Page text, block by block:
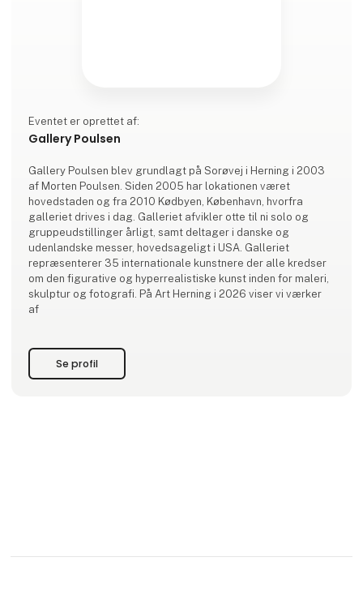
Eventet er oprettet af:
Gallery Poulsen
Gallery Poulsen blev grundlagt på Sorøvej i Herning i 2003
af Morten Poulsen. Siden 2005 har lokationen været
hovedstaden og fra 2010 Kødbyen, København, hvorfra
galleriet drives i dag. Galleriet afvikler otte til ni solo og
gruppeudstillinger årligt, samt deltager i danske og
udenlandske messer, hovedsageligt i USA. Galleriet
repræsenterer 35 internationale kunstnere der alle kredser
om den figurative og hyperrealistiske kunst inden for maleri,
skulptur og fotografi. På Art Herning i 2026 viser vi værker
af
Se profil